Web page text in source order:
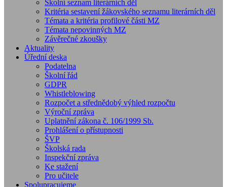
Školní seznam literárních děl
Kritéria sestavení žákovského seznamu literárních děl
Témata a kritéria profilové části MZ
Témata nepovinných MZ
Závěrečné zkoušky
Aktuality
Úřední deska
Podatelna
Školní řád
GDPR
Whistleblowing
Rozpočet a střednědobý výhled rozpočtu
Výroční zpráva
Uplatnění zákona č. 106/1999 Sb.
Prohlášení o přístupnosti
ŠVP
Školská rada
Inspekční zpráva
Ke stažení
Pro učitele
Spolupracujeme